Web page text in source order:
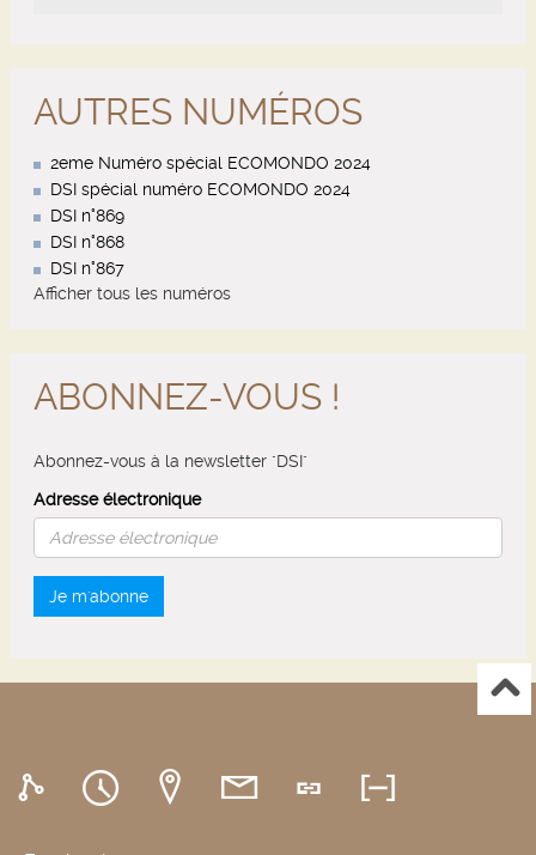
AUTRES NUMÉROS
2eme Numéro spécial ECOMONDO 2024
DSI spécial numéro ECOMONDO 2024
DSI n°869
DSI n°868
DSI n°867
Afficher tous les numéros
ABONNEZ-VOUS !
Abonnez-vous à la newsletter "DSI"
Adresse électronique
Je m'abonne